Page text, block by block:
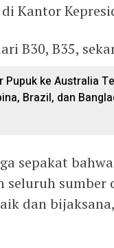
Kantor
B30, B35,
Pupuk ke Australia
Brazil, dan
sepakat
seluruh sumber
dan